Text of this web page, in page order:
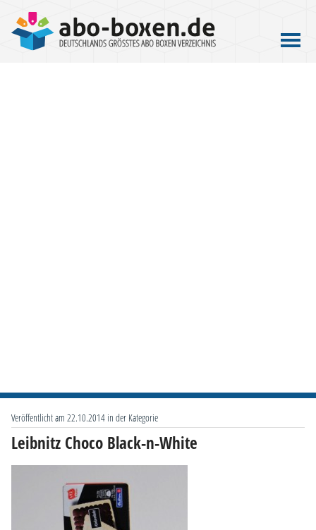
Veröffentlicht am 22.10.2014 in der Kategorie
Leibnitz Choco Black-n-White